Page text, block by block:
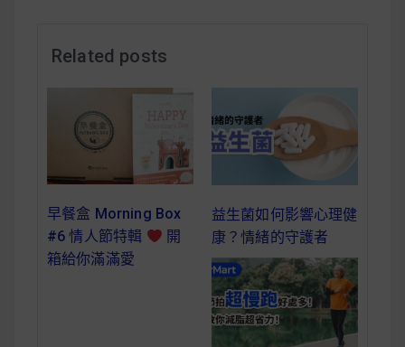
蔬食純素營養
純素料理食譜
蔬食純素餐廳推薦
Related posts
早餐盒 Morning Box
#6 情人節特輯
開
箱給你滿滿愛
益生菌如何影響心理健
康？情緒的守護者